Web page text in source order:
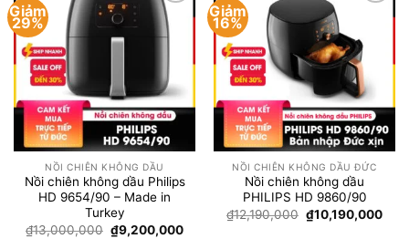
Giảm
29%
Add to
wishlist
NỒI CHIÊN KHÔNG DẦU
Nồi chiên không dầu Philips
HD 9654/90 – Made in
Turkey
₫13,000,000 Giá
gốc
₫9,200,000Giá
Giảm
16%
NỒI CHIÊN KHÔNG DẦU ĐỨC
Nồi chiên không dầu
PHILIPS HD 9860/90
₫12,190,000 Giá
gốc
₫10,190,000Giá